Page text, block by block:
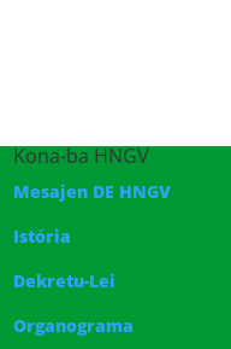
Kona-ba HNGV
Mesajen DE HNGV
Istória
Dekretu-Lei
Organograma